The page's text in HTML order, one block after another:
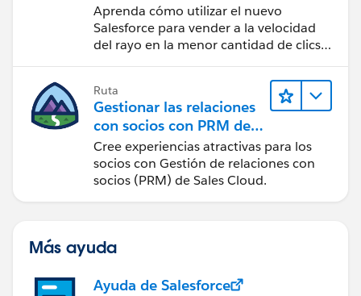
Aprenda cómo utilizar el nuevo
Salesforce para vender a la velocidad
del rayo en la menor cantidad de clics
Ruta
Gestionar las relaciones
con socios con PRM de
Sales Cloud
Cree experiencias atractivas para los
socios con Gestión de relaciones con
socios (PRM) de Sales Cloud.
Más ayuda
Ayuda de Salesforce